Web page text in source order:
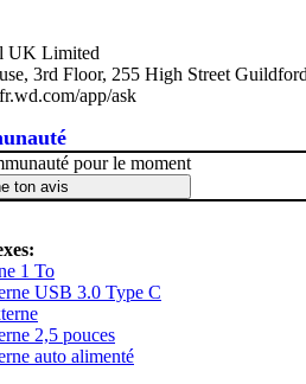
UK Limited
3rd Floor, 255 High Street
app/ask
pour le moment
ton avis
1 To
USB 3.0 Type C
2,5 pouces
auto alimenté